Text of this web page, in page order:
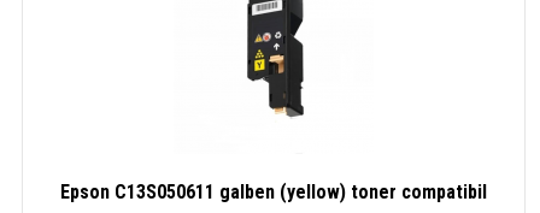
Epson C13S050611 galben (yellow) toner compatibil